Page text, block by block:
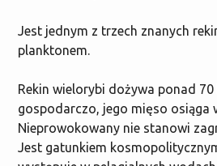
Jest jednym z trzech znanych
planktonem.
Rekin wielorybi dożywa ponad 70
gospodarczo, jego mięso osiąga
Nieprowokowany nie stanowi
Jest gatunkiem